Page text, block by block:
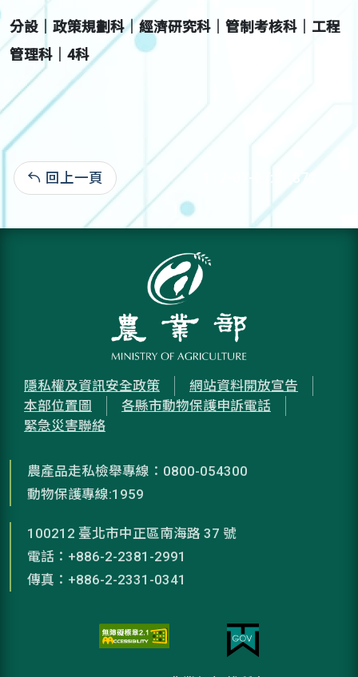
分設│政策規劃科│經濟研究科│管制考核科│工程
管理科│4科
回上一頁 112-07-27:21,872
隱私權及資訊安全政策
網站資料開放宣告
本部位置圖
各縣市動物保護申訴電話
緊急災害聯絡
農產品走私檢舉專線：0800-054300
動物保護專線:1959
100212 臺北市中正區南海路 37 號
電話：+886-2-2381-2991
傳真：+886-2-2331-0341